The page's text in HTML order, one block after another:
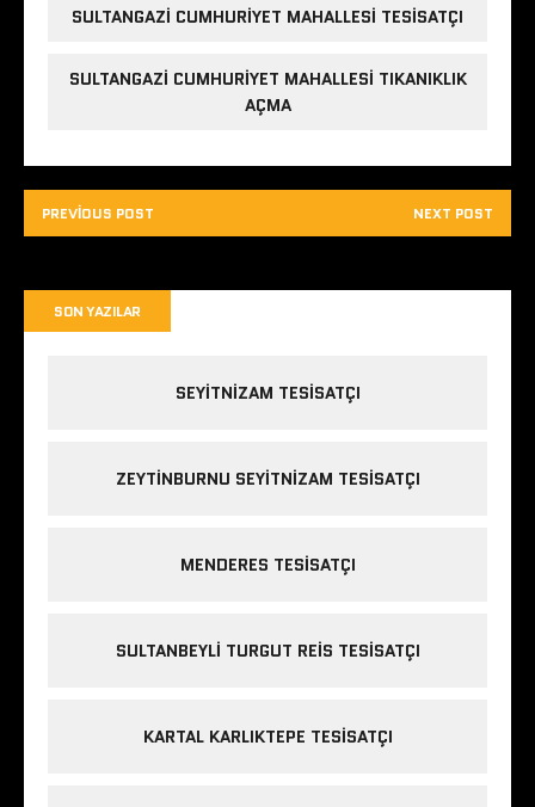
SULTANGAZI CUMHURIYET MAHALLESI TESISATÇI
SULTANGAZI CUMHURIYET MAHALLESI TIKANIKLIK
AÇMA
PREVIOUS POST NEXT POST
SON YAZILAR
SEYITNIZAM TESISATÇI
ZEYTINBURNU SEYITNIZAM TESISATÇI
MENDERES TESISATÇI
SULTANBEYLI TURGUT REIS TESISATÇI
KARTAL KARLIKTEPE TESISATÇI